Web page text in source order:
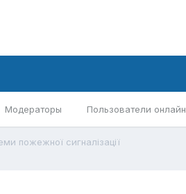
Модераторы Пользователи онлайн
пожежної сигналізації